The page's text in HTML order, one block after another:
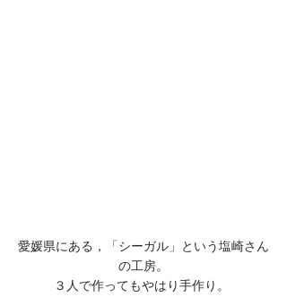
愛媛県にある，「シーガル」という塩崎さん
の工房。
３人で作ってもやはり手作り。